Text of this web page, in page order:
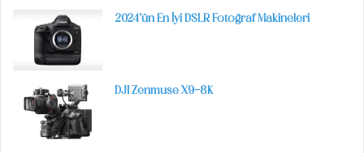
2024’ün En İyi DSLR Fotoğraf Makineleri
DJI Zenmuse X9-8K